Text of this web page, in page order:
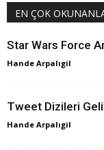
EN ÇOK
Star Wars Force
Hande Arpalıgil
Tweet Dizileri
Hande Arpalıgil